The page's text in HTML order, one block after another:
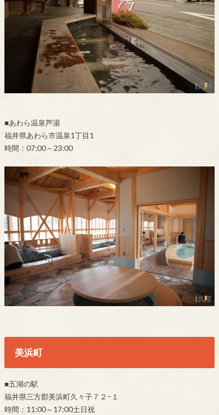
■あわら温泉芦湯
福井県あわら市温泉1丁目1
時間：07:00～23:00
美浜町
■五湖の駅
福井県三方郡美浜町久々子７２−１
時間：11:00～17:00土日祝